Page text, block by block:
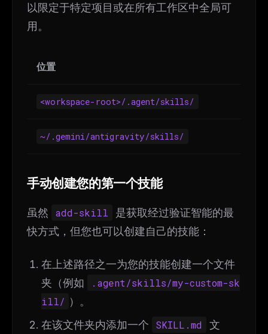
以限定于特定项目或在所有工作区中全局可
用。
位置
<workspace-root>/.agent/skills/
~/.gemini/antigravity/skills/
手动创建您的第一个技能
虽然 add-skill
是获取经过验证智能的最
快方式，但您也可以创建自己的技能：
在上述路径之一为您的技能创建一个文件
夹（例如
.agent/skills/my-custom-sk
ill/ ）。
在该文件夹内添加一个
SKILL.md
文